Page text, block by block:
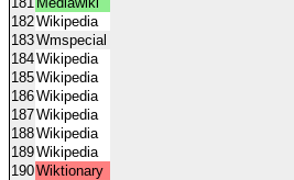
182Wikipedia
183Wmspecial
184Wikipedia
185Wikipedia
186Wikipedia
187Wikipedia
188Wikipedia
189Wikipedia
190Wiktionary